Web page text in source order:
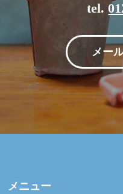
tel.
メー
メニュー